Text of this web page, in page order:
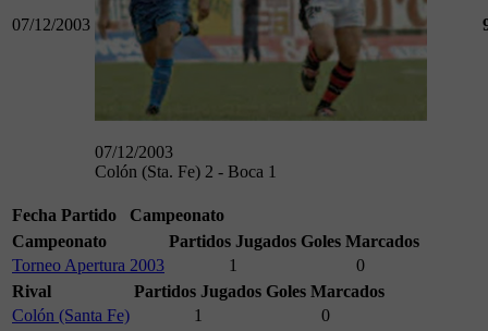
07/12/2003
07/12/2003
Colón (Sta. Fe) 2 - Boca 1
Fecha Partido
Campeonato
Campeonato
Partidos Jugados Goles Marcados
Torneo Apertura 2003
1
0
Rival
Partidos Jugados Goles Marcados
Colón (Santa Fe)
1
0